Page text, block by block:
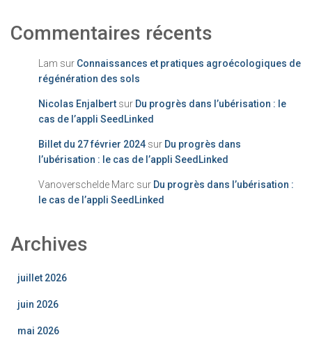
Commentaires récents
Lam sur Connaissances et pratiques agroécologiques de
régénération des sols
Nicolas Enjalbert sur Du progrès dans l’ubérisation : le
cas de l’appli SeedLinked
Billet du 27 février 2024 sur Du progrès dans
l’ubérisation : le cas de l’appli SeedLinked
Vanoverschelde Marc sur Du progrès dans l’ubérisation :
le cas de l’appli SeedLinked
Archives
juillet 2026
juin 2026
mai 2026